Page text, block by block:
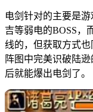
电剑针对的主要是
吉等弱电的BOSS，
线的，但获取方式
阵图中完美识破陆
后就能爆出电剑了。